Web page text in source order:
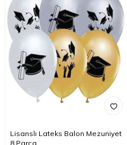
Lisanslı Lateks Balon Mezuniyet
8 Parça